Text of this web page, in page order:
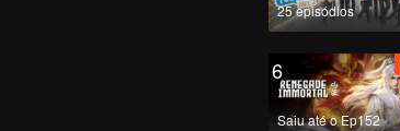
25 episódios
6
Saiu até o Ep152